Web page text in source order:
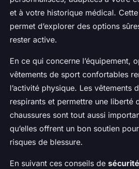
et à votre historique médical.
permet d’explorer des options
rester active.
En ce qui concerne l’équipement,
vêtements de sport confortables
l’activité physique. Les vêtements
respirants et permettre une liberté
chaussures sont tout aussi
qu’elles offrent un bon soutien
risques de blessure.
En suivant ces conseils de